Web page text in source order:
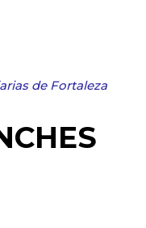
de Fortaleza